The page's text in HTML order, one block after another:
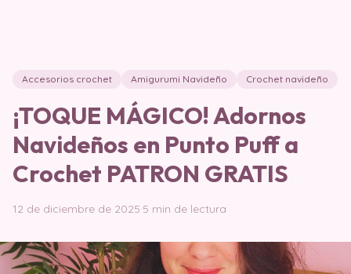
Accesorios crochet Amigurumi Navideño Crochet navideño
¡TOQUE MÁGICO! Adornos
Navideños en Punto Puff a
Crochet PATRON GRATIS
12 de diciembre de 2025·5 min de lectura